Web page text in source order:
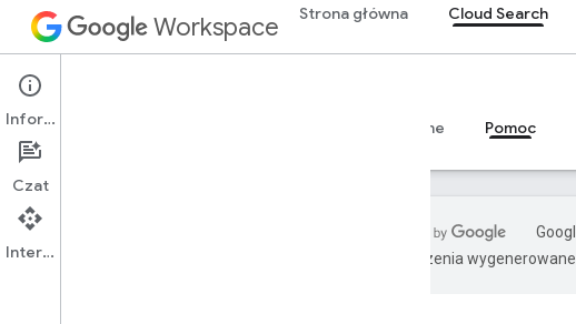
Workspace Strona główna Cloud Search
Cloud Search
Przegląd Materiały referencyjne Pomoc
Tłumaczenia
Informacje
Czat
Interfejs API